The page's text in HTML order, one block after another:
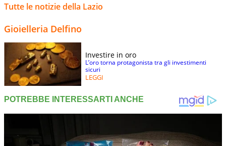
Tutte le notizie della Lazio
Gioielleria Delfino
Investire in oro
L’oro torna protagonista tra gli investimenti
sicuri
LEGGI